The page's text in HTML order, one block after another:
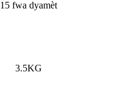
15 fwa dyamèt
3.5KG